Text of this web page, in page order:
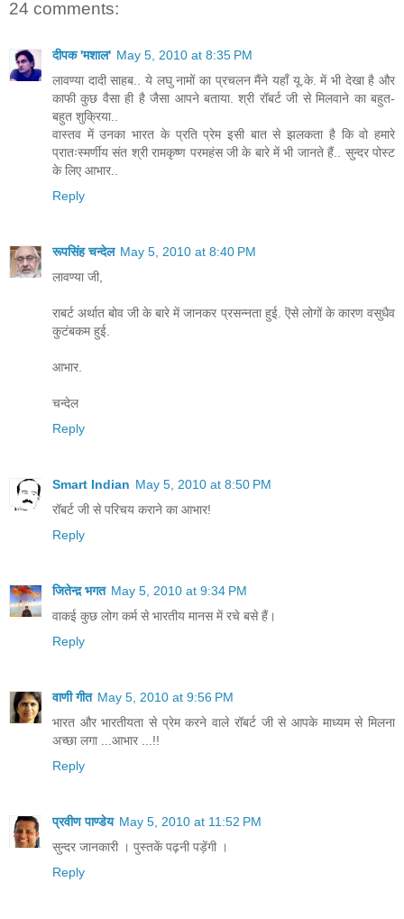
24 comments:
दीपक 'मशाल' May 5, 2010 at 8:35 PM
लावण्या दादी साहब.. ये लघु नामों का प्रचलन मैंने यहाँ यू.के. में भी देखा है और
काफी कुछ वैसा ही है जैसा आपने बताया. श्री रॉबर्ट जी से मिलवाने का बहुत-
बहुत शुक्रिया..
वास्तव में उनका भारत के प्रति प्रेम इसी बात से झलकता है कि वो हमारे
प्रातःस्मर्णीय संत श्री रामकृष्ण परमहंस जी के बारे में भी जानते हैं.. सुन्दर पोस्ट
के लिए आभार..
Reply
रूपसिंह चन्देल May 5, 2010 at 8:40 PM
लावण्या जी,
राबर्ट अर्थात बोव जी के बारे में जानकर प्रसन्नता हुई. ऎसे लोगों के कारण वसुधैव
कुटंबकम हुई.
आभार.
चन्देल
Reply
Smart Indian May 5, 2010 at 8:50 PM
रॉबर्ट जी से परिचय कराने का आभार!
Reply
जितेन्द़ भगत May 5, 2010 at 9:34 PM
वाकई कुछ लोग कर्म से भारतीय मानस में रचे बसे हैं।
Reply
वाणी गीत May 5, 2010 at 9:56 PM
भारत और भारतीयता से प्रेम करने वाले रॉबर्ट जी से आपके माध्यम से मिलना
अच्छा लगा ...आभार ...!!
Reply
प्रवीण पाण्डेय May 5, 2010 at 11:52 PM
सुन्दर जानकारी । पुस्तकें पढ़नी पड़ेंगी ।
Reply